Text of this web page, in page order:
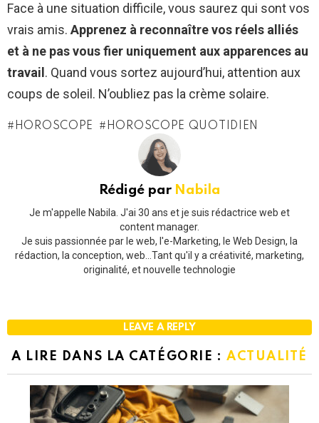
Face à une situation difficile, vous saurez qui sont vos
vrais amis. Apprenez à reconnaître vos réels alliés
et à ne pas vous fier uniquement aux apparences au
travail . Quand vous sortez aujourd’hui, attention aux
coups de soleil. N’oubliez pas la crème solaire.
HOROSCOPE HOROSCOPE QUOTIDIEN
Rédigé par Nabila
Je m'appelle Nabila. J'ai 30 ans et je suis rédactrice web et
content manager.
Je suis passionnée par le web, l'e-Marketing, le Web Design, la
rédaction, la conception, web...Tant qu'il y a créativité, marketing,
originalité, et nouvelle technologie
LEAVE A REPLY
A LIRE DANS LA CATÉGORIE : ACTUALITÉ